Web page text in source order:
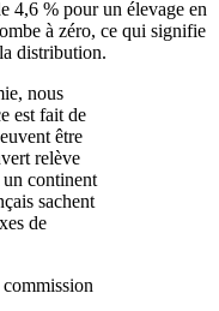
4,6 % pour un élevage en
à zéro, ce qui signifie
distribution.
nous
est fait de
être
relève
un continent
sachent
de